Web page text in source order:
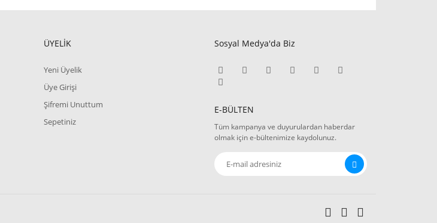
ÜYELİK
Yeni Üyelik
Üye Girişi
Şifremi Unuttum
Sepetiniz
Sosyal Medya'da Biz
E-BÜLTEN
Tüm kampanya ve duyurulardan haberdar
olmak için e-bültenimize kaydolunuz.